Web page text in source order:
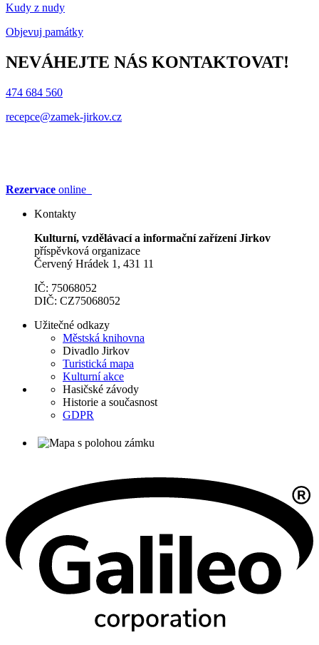
Kudy z nudy
Objevuj památky
NEVÁHEJTE NÁS KONTAKTOVAT!
474 684 560
recepce@zamek-jirkov.cz
Rezervace online
Kontakty
Kulturní, vzdělávací a informační zařízení Jirkov
příspěvková organizace
Červený Hrádek 1, 431 11
IČ: 75068052
DIČ: CZ75068052
Užitečné odkazy
Městská knihovna
Divadlo Jirkov
Turistická mapa
Kulturní akce
Hasičské závody
Historie a současnost
GDPR